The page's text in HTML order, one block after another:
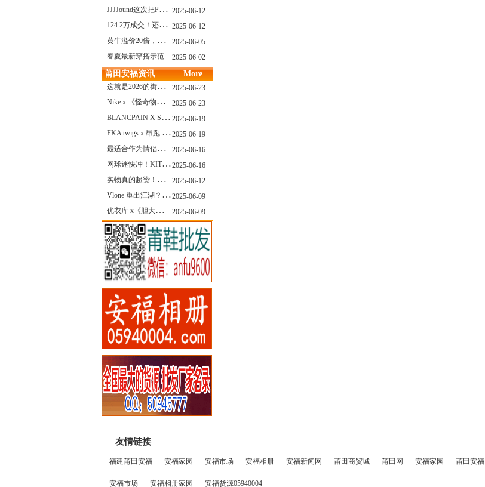
JJJJound这次把PUMA改得好安静
2025-06-12
124.2万成交！还有什么是Labubu做不到的？
2025-06-12
黄牛溢价20倍，「Labubu」3.0市价大盘点！假货比正品还贵...
2025-06-05
春夏最新穿搭示范
2025-06-02
莆田安福资讯 More
这就是2026的街头感！Prada新包我先爱了
2025-06-23
Nike x 《怪奇物语》联名回归，终于轮到这双热门款了！
2025-06-23
BLANCPAIN X SWATCH联名款 BIOCERAMIC SCUBA FIFTY FATHOMS 系列推出全新 GREEN ABYSS（碧波洋）腕表
2025-06-19
FKA twigs x 昂跑 联名来了，这三双 Cloud X 你选哪一双？
2025-06-19
最适合作为情侣鞋的New Balance 1906 Loafer出现了！
2025-06-16
网球迷快冲！KITH x Wilson 限量球拍太会设计了
2025-06-16
实物真的超赞！NB 新款 2010 新配色
2025-06-12
Vlone 重出江湖？突然又要联名，谁能想到！
2025-06-09
优衣库 x《胆大党》新品公布，第二季联动周边来了！
2025-06-09
友情链接
福建莆田安福 安福家园 安福市场 安福相册 安福新闻网 莆田商贸城 莆田网 安福家园 莆田安福
安福市场 安福相册家园 安福货源05940004